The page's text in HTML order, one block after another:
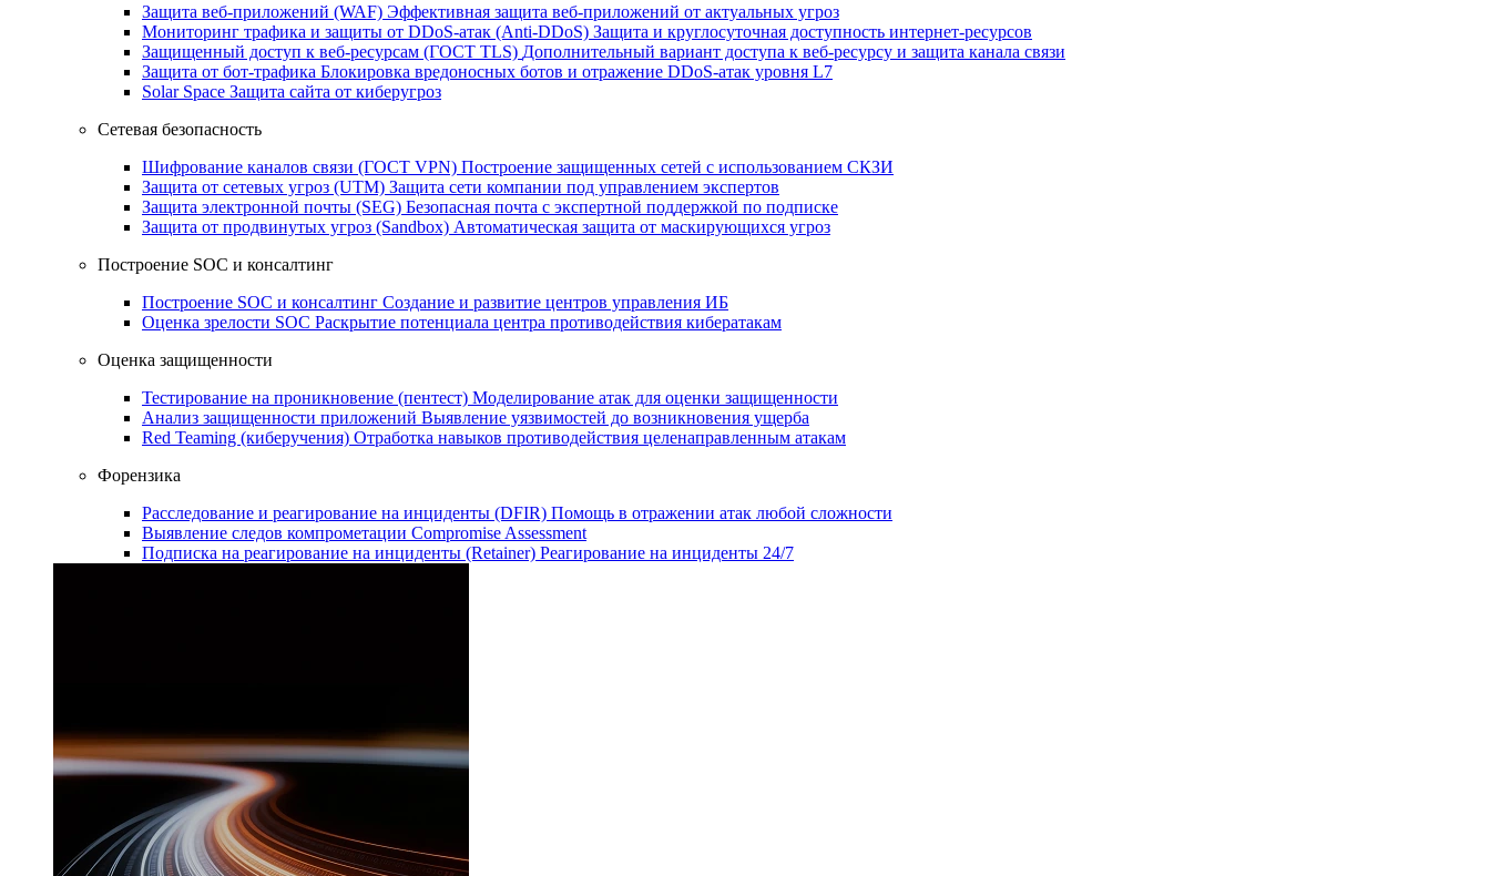
Защита веб-приложений (WAF) Эффективная защита веб-приложений от актуальных угроз
Мониторинг трафика и защиты от DDoS‑атак (Anti‑DDoS) Защита и круглосуточная доступность интернет-ресурсов
Защищенный доступ к веб-ресурсам (ГОСТ TLS) Дополнительный вариант доступа к веб‑ресурсу и защита канала связи
Защита от бот‑трафика Блокировка вредоносных ботов и отражение DDoS‑атак уровня L7
Solar Space Защита сайта от киберугроз
Сетевая безопасность
Шифрование каналов связи (ГОСТ VPN) Построение защищенных сетей с использованием СКЗИ
Защита от сетевых угроз (UTM) Защита сети компании под управлением экспертов
Защита электронной почты (SEG) Безопасная почта с экспертной поддержкой по подписке
Защита от продвинутых угроз (Sandbox) Автоматическая защита от маскирующихся угроз
Построение SOC и консалтинг
Построение SOC и консалтинг Создание и развитие центров управления ИБ
Оценка зрелости SOC Раскрытие потенциала центра противодействия кибератакам
Оценка защищенности
Тестирование на проникновение (пентест) Моделирование атак для оценки защищенности
Анализ защищенности приложений Выявление уязвимостей до возникновения ущерба
Red Teaming (киберучения) Отработка навыков противодействия целенаправленным атакам
Форензика
Расследование и реагирование на инциденты (DFIR) Помощь в отражении атак любой сложности
Выявление следов компрометации Compromise Assessment
Подписка на реагирование на инциденты (Retainer) Реагирование на инциденты 24/7